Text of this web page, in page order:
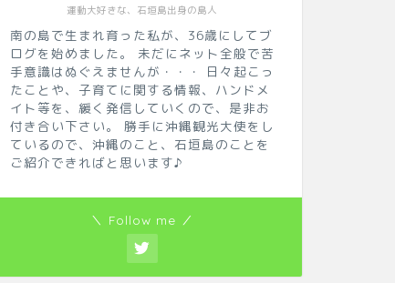
運動大好きな、石垣島出身の島人
南の島で生まれ育った私が、36歳にしてブ
ログを始めました。 未だにネット全般で苦
手意識はぬぐえませんが・・・ 日々起こっ
たことや、子育てに関する情報、ハンドメ
イト等を、緩く発信していくので、是非お
付き合い下さい。 勝手に沖縄観光大使をし
ているので、沖縄のこと、石垣島のことを
ご紹介できればと思います♪
＼ Follow me ／